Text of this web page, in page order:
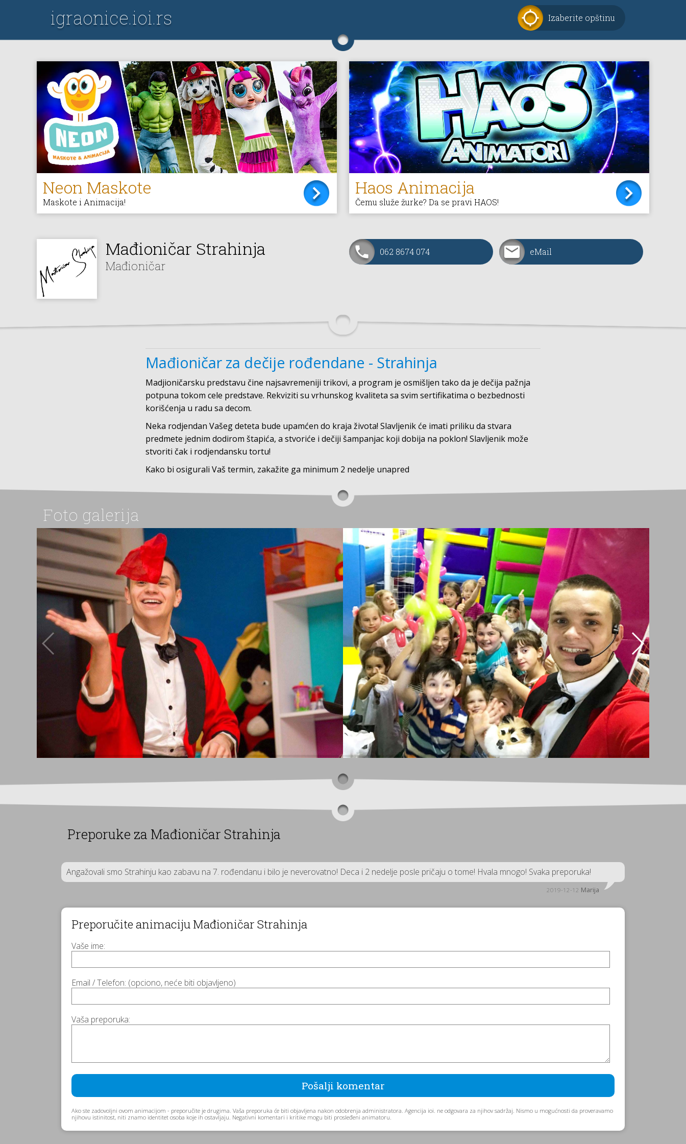
igraonice.ioi.rs Izaberite opštinu
Neon Maskote
Maskote i Animacija!
Haos Animacija
Čemu služe žurke? Da se pravi HAOS!
Mađioničar Strahinja
Mađioničar
062 8674 074 eMail
Mađioničar za dečije rođendane - Strahinja
Madjioničarsku predstavu čine najsavremeniji trikovi, a program je osmišljen tako da je dečija pažnja
potpuna tokom cele predstave. Rekviziti su vrhunskog kvaliteta sa svim sertifikatima o bezbednosti
korišćenja u radu sa decom.
Neka rodjendan Vašeg deteta bude upamćen do kraja života! Slavljenik će imati priliku da stvara
predmete jednim dodirom štapića, a stvoriće i dečiji šampanjac koji dobija na poklon! Slavljenik može
stvoriti čak i rodjendansku tortu!
Kako bi osigurali Vaš termin, zakažite ga minimum 2 nedelje unapred
Foto galerija
Preporuke za Mađioničar Strahinja
Angažovali smo Strahinju kao zabavu na 7. rođendanu i bilo je neverovatno! Deca i 2 nedelje posle pričaju o tome! Hvala mnogo! Svaka preporuka!
2019-12-12 Marija
Preporučite animaciju Mađioničar Strahinja
Vaše ime:
Email / Telefon: (opciono, neće biti objavljeno)
Vaša preporuka:
Ako ste zadovoljni ovom animacijom - preporučite je drugima. Vaša preporuka će biti objavljena nakon odobrenja administratora. Agencija ioi. ne odgovara za njihov sadržaj. Nismo u mogućnosti da proveravamo
njihovu istinitost, niti znamo identitet osoba koje ih ostavljaju. Negativni komentari i kritike mogu biti prosleđeni animatoru.